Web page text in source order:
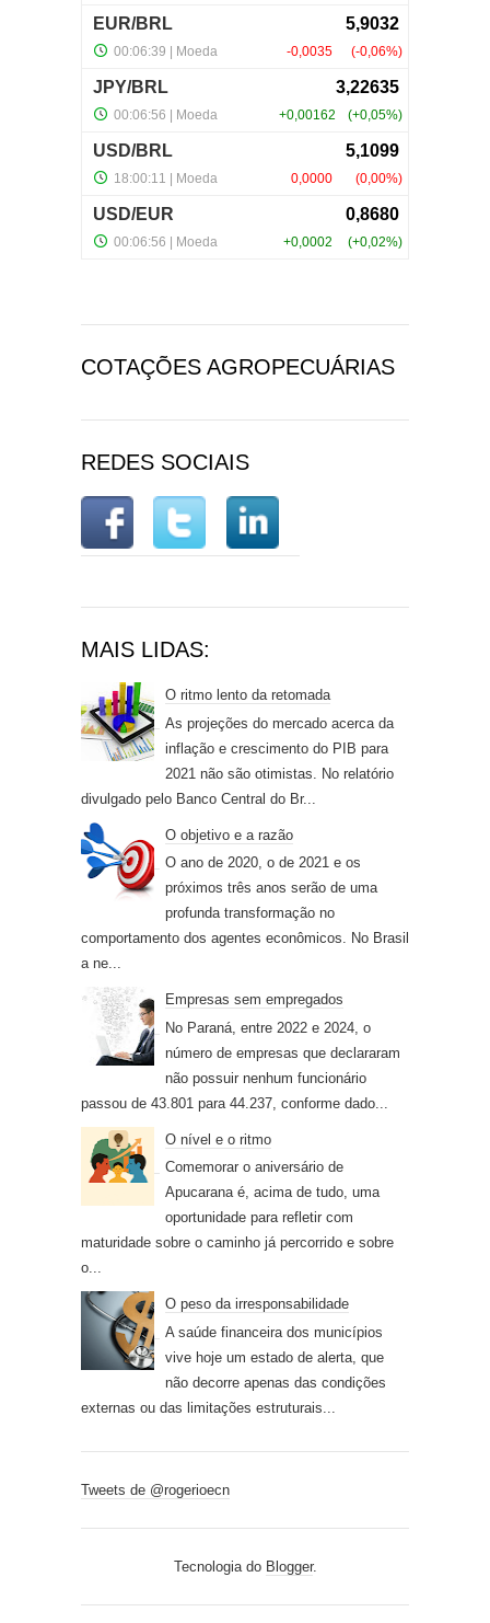
COTAÇÕES AGROPECUÁRIAS
REDES SOCIAIS
MAIS LIDAS:
O ritmo lento da retomada
As projeções do mercado acerca da
inflação e crescimento do PIB para
2021 não são otimistas. No relatório
divulgado pelo Banco Central do Br...
O objetivo e a razão
O ano de 2020, o de 2021 e os
próximos três anos serão de uma
profunda transformação no
comportamento dos agentes econômicos. No Brasil
a ne...
Empresas sem empregados
No Paraná, entre 2022 e 2024, o
número de empresas que declararam
não possuir nenhum funcionário
passou de 43.801 para 44.237, conforme dado...
O nível e o ritmo
Comemorar o aniversário de
Apucarana é, acima de tudo, uma
oportunidade para refletir com
maturidade sobre o caminho já percorrido e sobre
o...
O peso da irresponsabilidade
A saúde financeira dos municípios
vive hoje um estado de alerta, que
não decorre apenas das condições
externas ou das limitações estruturais...
Tweets de @rogerioecn
Tecnologia do Blogger.